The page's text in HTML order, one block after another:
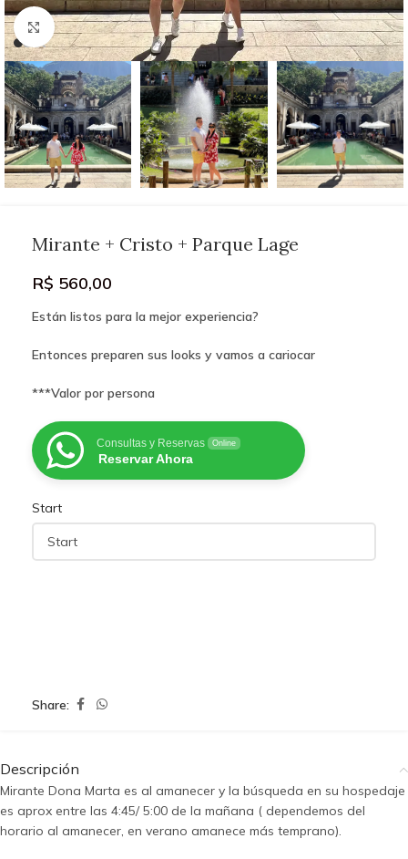
Click to enlarge
Mirante + Cristo + Parque Lage
R$ 560,00
Están listos para la mejor experiencia?
Entonces preparen sus looks y vamos a cariocar
***Valor por persona
Consultas y Reservas Online
Reservar Ahora
Start
Share:
Descripción
Mirante Dona Marta es al amanecer y la búsqueda en su hospedaje
es aprox entre las 4:45/ 5:00 de la mañana ( dependemos del
horario al amanecer, en verano amanece más temprano).